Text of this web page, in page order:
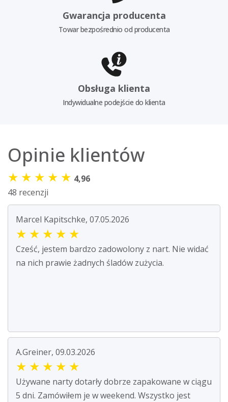
Gwarancja producenta
Towar bezpośrednio od producenta
Obsługa klienta
Indywidualne podejście do klienta
Opinie klientów
★ ★ ★ ★ ★ 4,96
48 recenzji
Marcel Kapitschke, 07.05.2026
★ ★ ★ ★ ★
Cześć, jestem bardzo zadowolony z nart. Nie widać
na nich prawie żadnych śladów zużycia.
A.Greiner, 09.03.2026
★ ★ ★ ★ ★
Używane narty dotarły dobrze zapakowane w ciągu
5 dni. Zamówiłem je w weekend. Wszystko jest